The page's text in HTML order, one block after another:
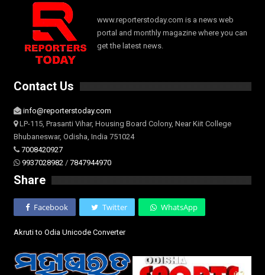
www.reporterstoday.com is a news web
portal and monthly magazine where you can
get the latest news.
Contact Us
info@reporterstoday.com
LP-115, Prasanti Vihar, Housing Board Colony, Near Kiit College
Bhubaneswar, Odisha, India 751024
7008420927
9937028982 / 7847944970
Share
Facebook Twitter WhatsApp
Akruti to Odia Unicode Converter